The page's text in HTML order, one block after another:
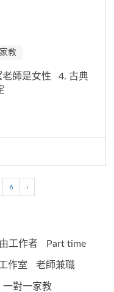
教
老師是女性
4. 古典
6 ›
工作者 Part time
作室 老師兼職
一對一家教